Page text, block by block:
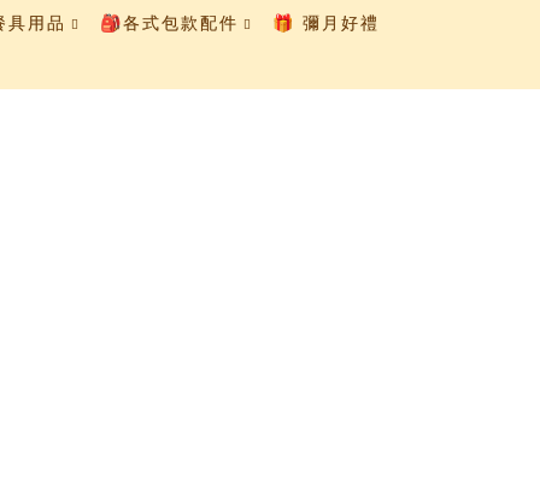
用品 🎒各式包款配件 🎁 彌月好禮